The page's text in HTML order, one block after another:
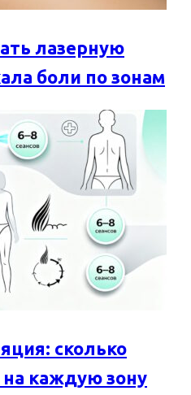
лазерную
боли по зонам
сколько
на каждую зону